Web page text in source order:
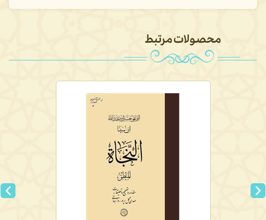
محصولات مرتبط